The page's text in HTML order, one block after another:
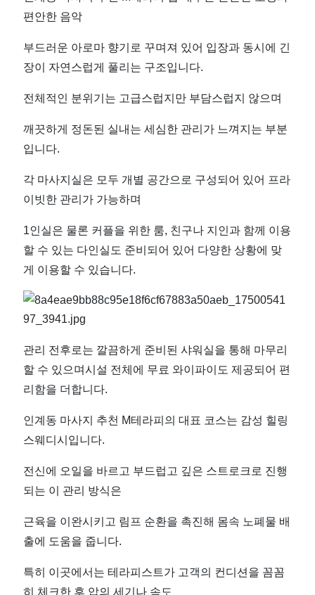
인
기
마
사
지
샵
추
천
｜
마
짱
편안한 음악
부드러운 아로마 향기로 꾸며져 있어 입장과 동시에 긴
장이 자연스럽게 풀리는 구조입니다.
전체적인 분위기는 고급스럽지만 부담스럽지 않으며
깨끗하게 정돈된 실내는 세심한 관리가 느껴지는 부분
입니다.
각 마사지실은 모두 개별 공간으로 구성되어 있어 프라
이빗한 관리가 가능하며
1인실은 물론 커플을 위한 룸, 친구나 지인과 함께 이용
할 수 있는 다인실도 준비되어 있어 다양한 상황에 맞
게 이용할 수 있습니다.
관리 전후로는 깔끔하게 준비된 샤워실을 통해 마무리
할 수 있으며시설 전체에 무료 와이파이도 제공되어 편
리함을 더합니다.
인계동 마사지 추천 M테라피의 대표 코스는 감성 힐링
스웨디시입니다.
전신에 오일을 바르고 부드럽고 깊은 스트로크로 진행
되는 이 관리 방식은
근육을 이완시키고 림프 순환을 촉진해 몸속 노폐물 배
출에 도움을 줍니다.
특히 이곳에서는 테라피스트가 고객의 컨디션을 꼼꼼
히 체크한 후 압의 세기나 속도